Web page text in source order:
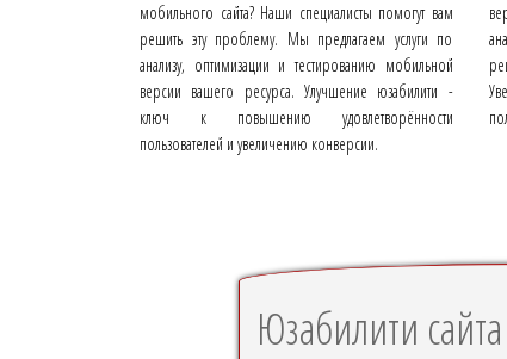
мобильного сайта? Наши специалисты помогут вам
решить эту проблему. Мы предлагаем услуги по
анализу, оптимизации и тестированию мобильной
версии вашего ресурса. Улучшение юзабилити -
ключ к повышению удовлетворённости
пользователей и увеличению конверсии.
Юзабилити